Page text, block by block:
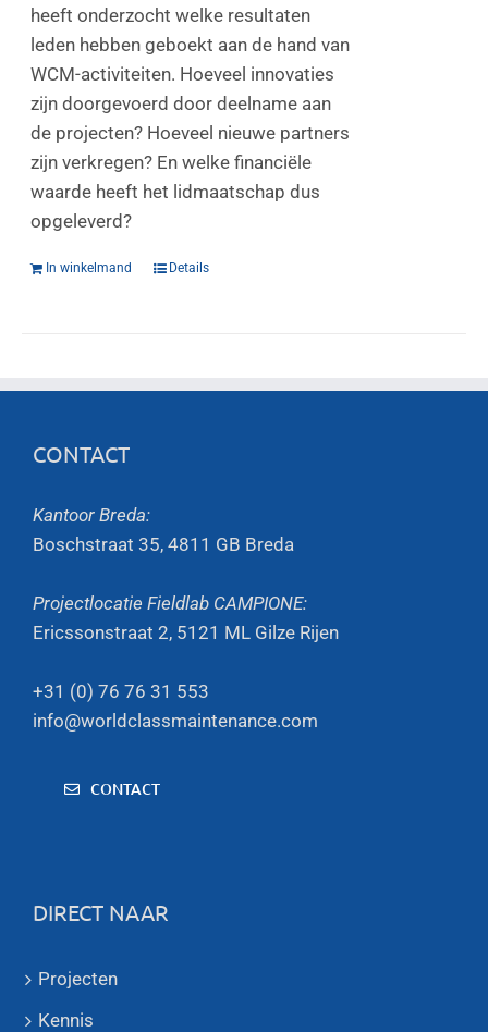
heeft onderzocht welke resultaten
leden hebben geboekt aan de hand van
WCM-activiteiten. Hoeveel innovaties
zijn doorgevoerd door deelname aan
de projecten? Hoeveel nieuwe partners
zijn verkregen? En welke financiële
waarde heeft het lidmaatschap dus
opgeleverd?
In winkelmand Details
CONTACT
Kantoor Breda:
Boschstraat 35, 4811 GB Breda
Projectlocatie Fieldlab CAMPIONE:
Ericssonstraat 2, 5121 ML Gilze Rijen
+31 (0) 76 76 31 553
info@worldclassmaintenance.com
CONTACT
DIRECT NAAR
Projecten
Kennis